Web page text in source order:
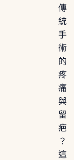
傳
統
手
術
的
疼
痛
與
留
疤
？
這